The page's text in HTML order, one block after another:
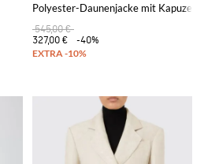
Polyester-Daunenjacke mit Kapuze
545,00 €
327,00 €
-40%